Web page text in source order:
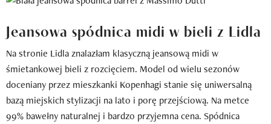
Jeansowa spódnica midi w bieli z Lidla
Na stronie Lidla znalazłam klasyczną jeansową midi w
śmietankowej bieli z rozcięciem. Model od wielu sezonów
doceniany przez mieszkanki Kopenhagi stanie się uniwersalną
bazą miejskich stylizacji na lato i porę przejściową. Na metce
99% bawełny naturalnej i bardzo przyjemna cena. Spódnica